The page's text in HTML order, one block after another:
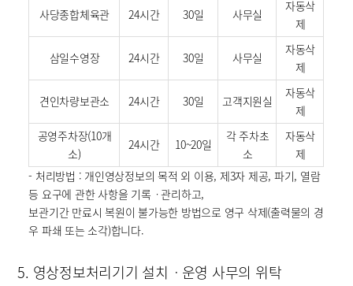
사당종합체육관 24시간 30일 사무실
자동삭
제
삼일수영장 24시간 30일 사무실
자동삭
제
견인차량보관소 24시간 30일 고객지원실
자동삭
제
공영주차장(10개
소)
24시간 10~20일
각 주차초
소
자동삭
제
- 처리방법 : 개인영상정보의 목적 외 이용, 제3자 제공, 파기, 열람
등 요구에 관한 사항을 기록ㆍ관리하고,
보관기간 만료시 복원이 불가능한 방법으로 영구 삭제(출력물의 경
우 파쇄 또는 소각)합니다.
5. 영상정보처리기기 설치ㆍ운영 사무의 위탁